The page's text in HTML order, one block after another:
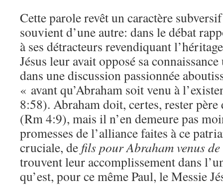
Cette parole revêt un caractère
souvient d’une autre: dans le débat
à ses détracteurs revendiquant
Jésus leur avait opposé sa
dans une discussion passionnée
« avant qu’Abraham soit venu à
8:58). Abraham doit, certes, rester père
(Rm 4:9), mais il n’en demeure pas
promesses de l’alliance faites à ce
cruciale, de fils pour Abraham venus
trouvent leur accomplissement dans
qu’est, pour ce même Paul, le Messie